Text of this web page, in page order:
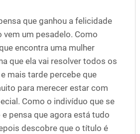
que ganhou a felicidade
vem um pesadelo. Como
encontra uma mulher
que ela vai resolver todos os
mais tarde percebe que
para merecer estar com
Como o indivíduo que se
pensa que agora está tudo
descobre que o título é